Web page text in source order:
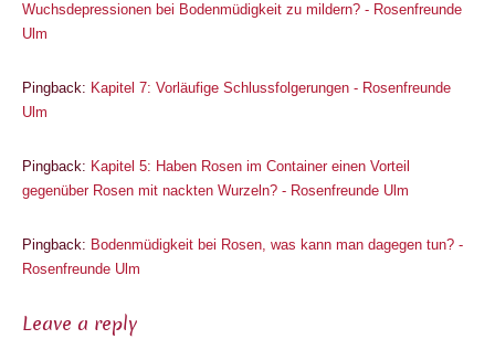
Wuchsdepressionen bei Bodenmüdigkeit zu mildern? - Rosenfreunde
Ulm
Pingback: Kapitel 7: Vorläufige Schlussfolgerungen - Rosenfreunde
Ulm
Pingback: Kapitel 5: Haben Rosen im Container einen Vorteil
gegenüber Rosen mit nackten Wurzeln? - Rosenfreunde Ulm
Pingback: Bodenmüdigkeit bei Rosen, was kann man dagegen tun? -
Rosenfreunde Ulm
Leave a reply